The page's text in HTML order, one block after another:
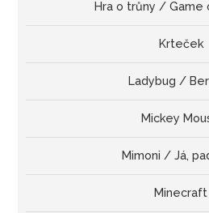
Hra o trůny / Game
Krteček
Ladybug /
Mickey
Mimoni / Já,
Minecraft